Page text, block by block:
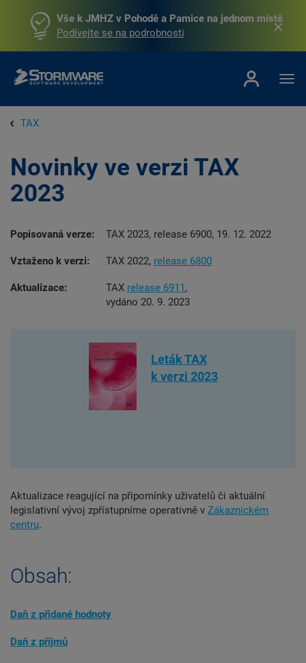
Vše k JMHZ v Pohodě a Pamice na jednom místě
Podívejte se na podrobnosti
TAX
Novinky ve verzi TAX
2023
Popisovaná verze: TAX 2023, release 6900, 19. 12. 2022
Vztaženo k verzi: TAX 2022, release 6800
Aktualizace: TAX release 6911,
vydáno 20. 9. 2023
Leták TAX
k verzi 2023
Aktualizace reagující na připomínky uživatelů či aktuální
legislativní vývoj zpřístupníme operativně v Zákaznickém
centru.
Obsah:
Daň z přidané hodnoty
Daň z příjmů